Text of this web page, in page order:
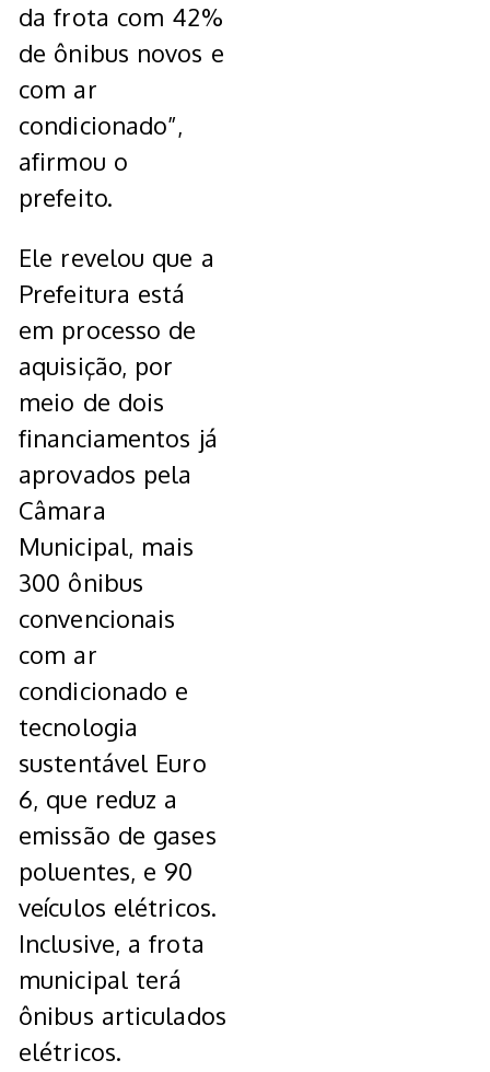
da frota com 42%
de ônibus novos e
com ar
condicionado”,
afirmou o
prefeito.
Ele revelou que a
Prefeitura está
em processo de
aquisição, por
meio de dois
financiamentos já
aprovados pela
Câmara
Municipal, mais
300 ônibus
convencionais
com ar
condicionado e
tecnologia
sustentável Euro
6, que reduz a
emissão de gases
poluentes, e 90
veículos elétricos.
Inclusive, a frota
municipal terá
ônibus articulados
elétricos.